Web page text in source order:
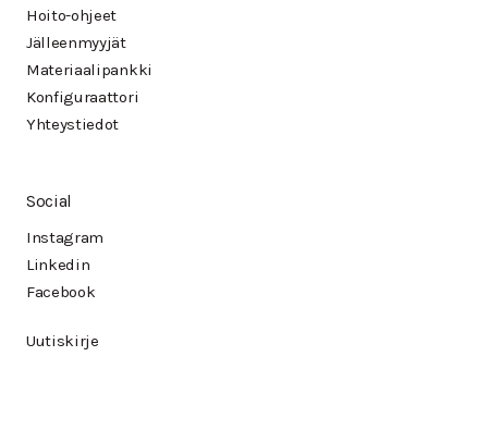
Hoito-ohjeet
Jälleenmyyjät
Materiaalipankki
Konfiguraattori
Yhteystiedot
Social
Instagram
Linkedin
Facebook
Uutiskirje